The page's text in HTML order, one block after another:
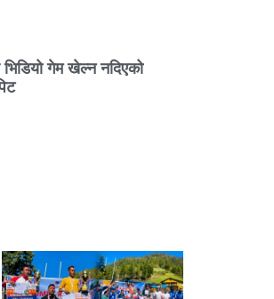
गेम खेल्न नदिएको